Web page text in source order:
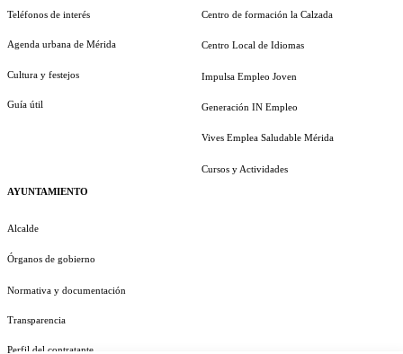
Teléfonos de interés
Agenda urbana de Mérida
Cultura y festejos
Guía útil
AYUNTAMIENTO
Alcalde
Órganos de gobierno
Normativa y documentación
Transparencia
Perfil del contratante
Centro de formación la Calzada
Centro Local de Idiomas
Impulsa Empleo Joven
Generación IN Empleo
Vives Emplea Saludable Mérida
Cursos y Actividades